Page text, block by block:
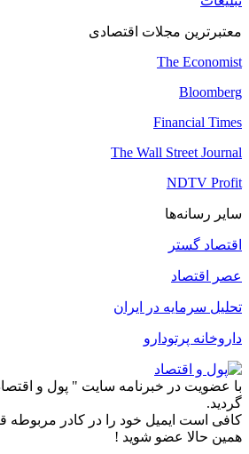
معتبرترین مجلات اقتصادی
The Economist
Bloomberg
Financial Times
The Wall Street Journal
NDTV Profit
سایر رسانه‌ها
اقتصاد گستر
عصر اقتصاد
تحلیل سرمایه در ایران
داروخانه پرتودارو
با عضویت در خبرنامه سایت " پول و
گردید.
کافی است ایمیل خود را در کادر مربوطه
همین حالا عضو شوید !